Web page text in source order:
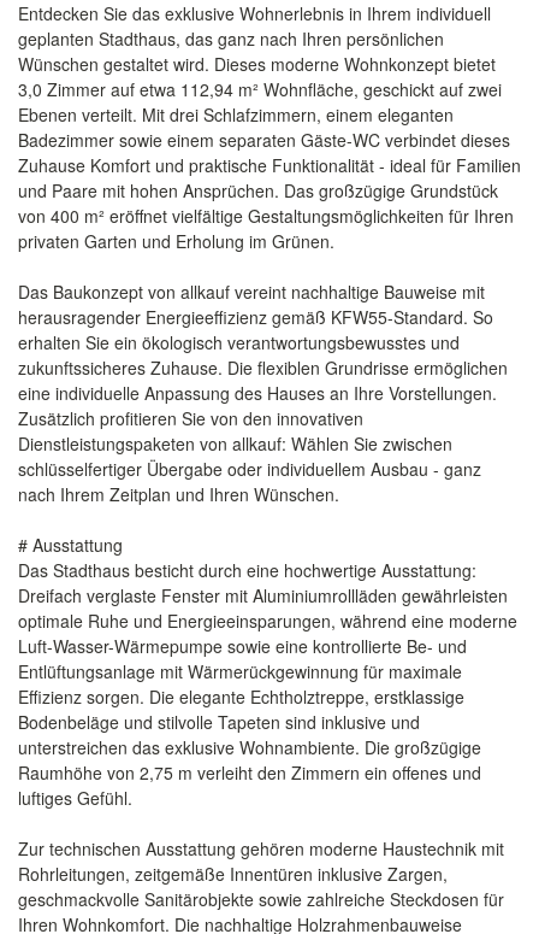
Entdecken Sie das exklusive Wohnerlebnis in Ihrem individuell
geplanten Stadthaus, das ganz nach Ihren persönlichen
Wünschen gestaltet wird. Dieses moderne Wohnkonzept bietet
3,0 Zimmer auf etwa 112,94 m² Wohnfläche, geschickt auf zwei
Ebenen verteilt. Mit drei Schlafzimmern, einem eleganten
Badezimmer sowie einem separaten Gäste-WC verbindet dieses
Zuhause Komfort und praktische Funktionalität - ideal für Familien
und Paare mit hohen Ansprüchen. Das großzügige Grundstück
von 400 m² eröffnet vielfältige Gestaltungsmöglichkeiten für Ihren
privaten Garten und Erholung im Grünen.
Das Baukonzept von allkauf vereint nachhaltige Bauweise mit
herausragender Energieeffizienz gemäß KFW55-Standard. So
erhalten Sie ein ökologisch verantwortungsbewusstes und
zukunftssicheres Zuhause. Die flexiblen Grundrisse ermöglichen
eine individuelle Anpassung des Hauses an Ihre Vorstellungen.
Zusätzlich profitieren Sie von den innovativen
Dienstleistungspaketen von allkauf: Wählen Sie zwischen
schlüsselfertiger Übergabe oder individuellem Ausbau - ganz
nach Ihrem Zeitplan und Ihren Wünschen.
# Ausstattung
Das Stadthaus besticht durch eine hochwertige Ausstattung:
Dreifach verglaste Fenster mit Aluminiumrollläden gewährleisten
optimale Ruhe und Energieeinsparungen, während eine moderne
Luft-Wasser-Wärmepumpe sowie eine kontrollierte Be- und
Entlüftungsanlage mit Wärmerückgewinnung für maximale
Effizienz sorgen. Die elegante Echtholztreppe, erstklassige
Bodenbeläge und stilvolle Tapeten sind inklusive und
unterstreichen das exklusive Wohnambiente. Die großzügige
Raumhöhe von 2,75 m verleiht den Zimmern ein offenes und
luftiges Gefühl.
Zur technischen Ausstattung gehören moderne Haustechnik mit
Rohrleitungen, zeitgemäße Innentüren inklusive Zargen,
geschmackvolle Sanitärobjekte sowie zahlreiche Steckdosen für
Ihren Wohnkomfort. Die nachhaltige Holzrahmenbauweise